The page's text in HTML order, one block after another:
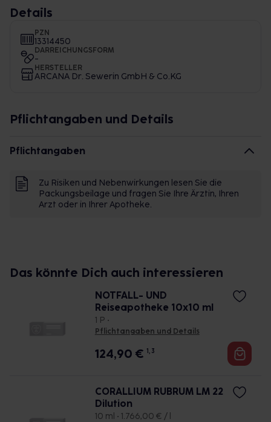
Details
PZN
13314450
DARREICHUNGSFORM
-
HERSTELLER
ARCANA Dr. Sewerin GmbH & Co.KG
Pflichtangaben und Details
Pflichtangaben
Zu Risiken und Nebenwirkungen lesen Sie die
Packungsbeilage und fragen Sie Ihre Ärztin, Ihren
Arzt oder in Ihrer Apotheke.
Das könnte Dich auch interessieren
NOTFALL- UND
Reiseapotheke 10x10 ml
1 P •
Pflichtangaben und Details
124,90 € 1, 3
CORALLIUM RUBRUM LM 22
Dilution
10 ml • 1.766,00 € / l